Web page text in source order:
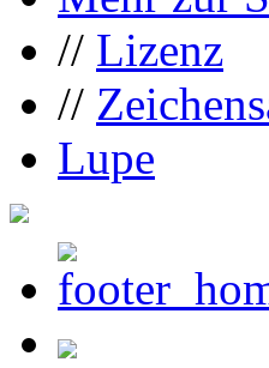
// Lizenz
//
Lupe